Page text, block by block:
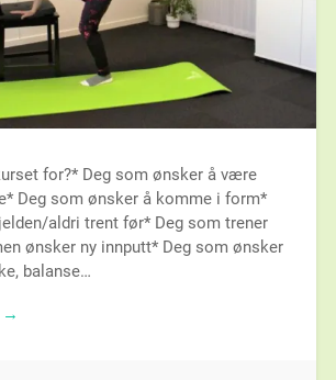
for?* Deg som ønsker å være
Deg som ønsker å komme i form*
aldri trent før* Deg som trener
ønsker ny innputt* Deg som ønsker
balanse…
→